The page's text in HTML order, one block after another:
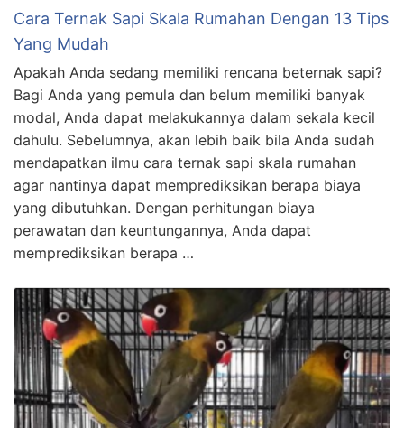
Cara Ternak Sapi Skala Rumahan Dengan 13 Tips
Yang Mudah
Apakah Anda sedang memiliki rencana beternak sapi?
Bagi Anda yang pemula dan belum memiliki banyak
modal, Anda dapat melakukannya dalam sekala kecil
dahulu. Sebelumnya, akan lebih baik bila Anda sudah
mendapatkan ilmu cara ternak sapi skala rumahan
agar nantinya dapat memprediksikan berapa biaya
yang dibutuhkan. Dengan perhitungan biaya
perawatan dan keuntungannya, Anda dapat
memprediksikan berapa …